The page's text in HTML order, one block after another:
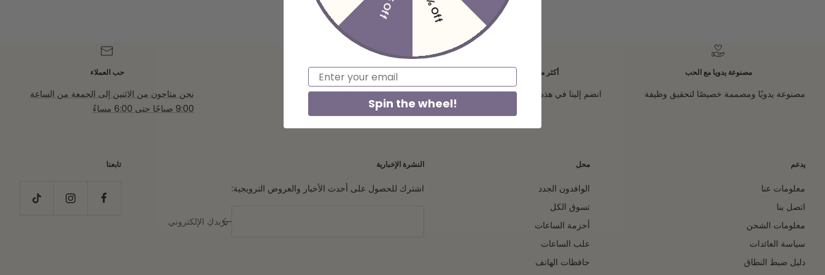
مصنوعة يدويا مع الحب
مصنوعة يدويًا ومصممة خصيصًا لتحقيق وظيفة
أكثر من 100 ألف عميل سعيد
انضم إلينا في هذه الرحلة الخيالية
إرجاع سهل
ضمان لمدة 30 يومًا عند الاستلام
حب العملاء
نحن متاحون من الاثنين إلى الجمعة من الساعة
9:00 صباحًا حتى 6:00 مساءً
يدعم
معلومات عنا
اتصل بنا
معلومات الشحن
سياسة العائدات
دليل ضبط النطاق
محل
الوافدون الجدد
تسوق الكل
أحزمة الساعات
علب الساعات
حافظات الهاتف
النشرة الإخبارية
اشترك للحصول على أحدث الأخبار والعروض الترويجية:
بريدكِ الإلكتروني
تابعنا
Email
Spin the wheel!